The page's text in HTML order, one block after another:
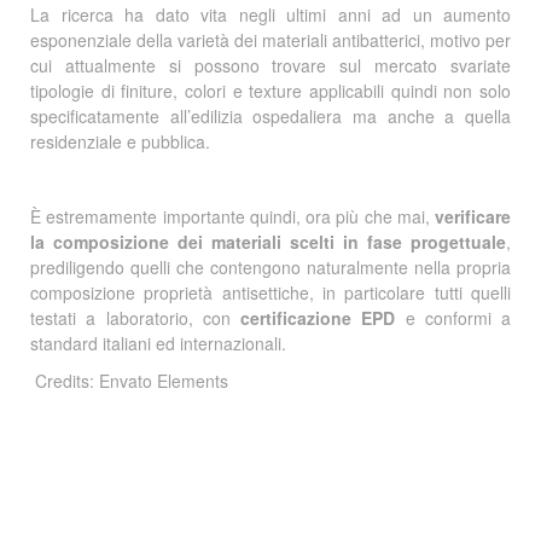
La ricerca ha dato vita negli ultimi anni ad un aumento
esponenziale della varietà dei materiali antibatterici, motivo per
cui attualmente si possono trovare sul mercato svariate
tipologie di finiture, colori e texture applicabili quindi non solo
specificatamente all’edilizia ospedaliera ma anche a quella
residenziale e pubblica.
È estremamente importante quindi, ora più che mai, verificare
la composizione dei materiali scelti in fase progettuale,
prediligendo quelli che contengono naturalmente nella propria
composizione proprietà antisettiche, in particolare tutti quelli
testati a laboratorio, con certificazione EPD e conformi a
standard italiani ed internazionali.
Credits: Envato Elements